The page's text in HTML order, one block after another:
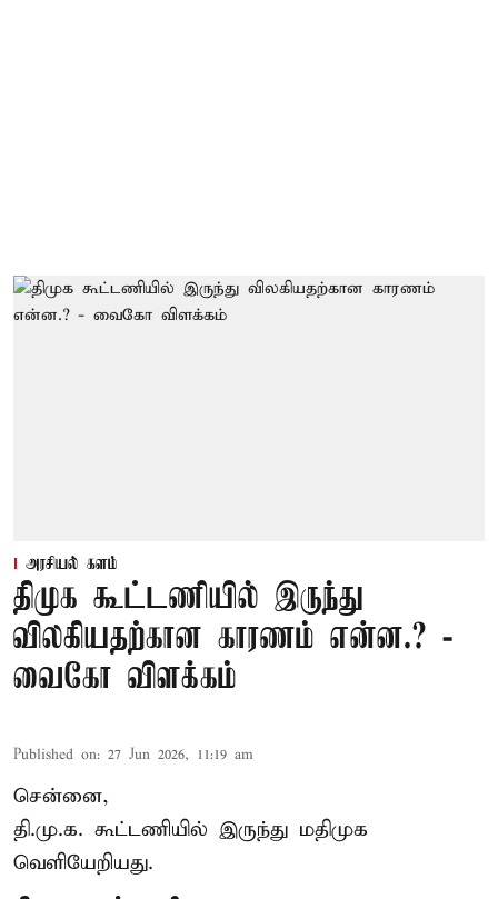
அரசியல் களம்
திமுக கூட்டணியில் இருந்து
விலகியதற்கான காரணம் என்ன.? -
வைகோ விளக்கம்
Published on: 27 Jun 2026, 11:19 am
சென்னை,
தி.மு.க. கூட்டணியில் இருந்து மதிமுக
வெளியேறியது.